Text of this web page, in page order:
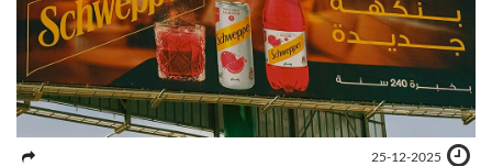
25-12-2025